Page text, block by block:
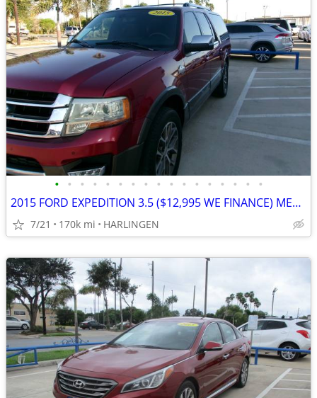
• • • • • • • • • • • • • • • • •
2015 FORD EXPEDITION 3.5 ($12,995 WE FINANCE) MENCHACA AUTO SALES
7/21 170k mi HARLINGEN